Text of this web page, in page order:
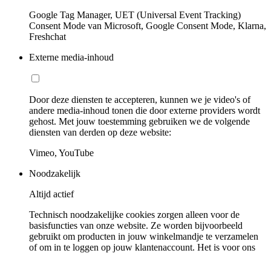
Google Tag Manager, UET (Universal Event Tracking)
Consent Mode van Microsoft, Google Consent Mode, Klarna,
Freshchat
Externe media-inhoud
Door deze diensten te accepteren, kunnen we je video's of
andere media-inhoud tonen die door externe providers wordt
gehost. Met jouw toestemming gebruiken we de volgende
diensten van derden op deze website:
Vimeo, YouTube
Noodzakelijk
Altijd actief
Technisch noodzakelijke cookies zorgen alleen voor de
basisfuncties van onze website. Ze worden bijvoorbeeld
gebruikt om producten in jouw winkelmandje te verzamelen
of om in te loggen op jouw klantenaccount. Het is voor ons